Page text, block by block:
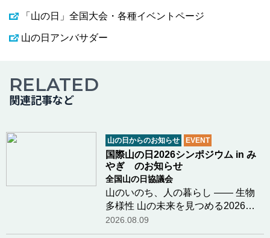
「山の日」全国大会・各種イベントページ
山の日アンバサダー
RELATED
関連記事など
山の日からのお知らせ EVENT
国際山の日2026シンポジウム in み
やぎ のお知らせ
全国山の日協議会
山のいのち、人の暮らし ―― 生物
多様性 山の未来を見つめる2026年
12月6日（日）、宮城県栗原市にお
いて「国際山の日2026シンポジウム
2026.08.09